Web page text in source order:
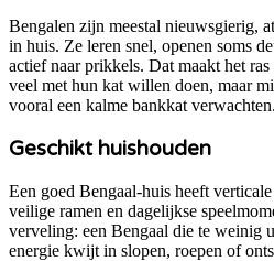
Bengalen zijn meestal nieuwsgierig,
in huis. Ze leren snel, openen soms
actief naar prikkels. Dat maakt het
veel met hun kat willen doen, maar
vooral een kalme bankkat verwachten.
Geschikt huishouden
Een goed Bengaal-huis heeft
veilige ramen en dagelijkse
verveling: een Bengaal die te weinig
energie kwijt in slopen, roepen of